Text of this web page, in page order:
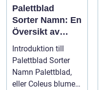
Palettblad
Sorter Namn: En
Översikt av
Olika Variationer
och Egenskaper
Introduktion till
Palettblad Sorter
Namn Palettblad,
eller Coleus blumei